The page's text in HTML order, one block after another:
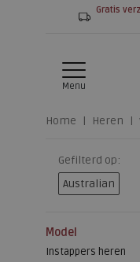
Gratis
Menu
Home Heren
Gefilterd op:
Australian
Model
Instappers heren